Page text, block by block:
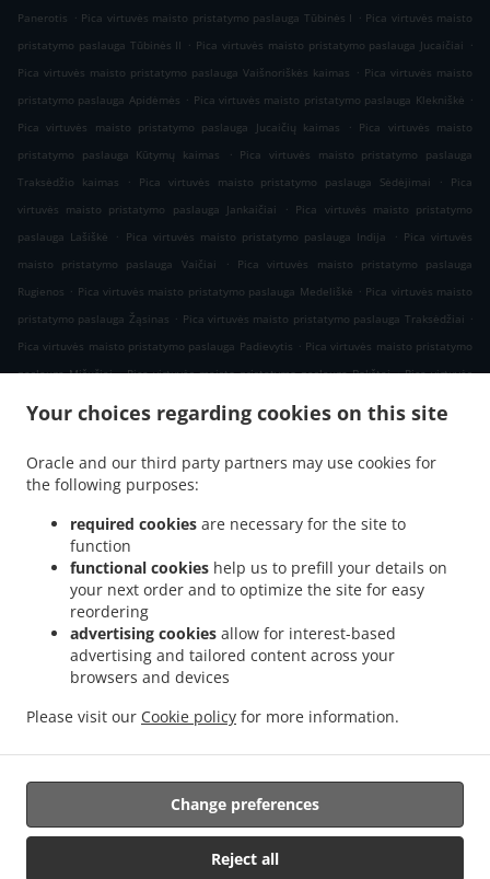
Your choices regarding cookies on this site
Oracle and our third party partners may use cookies for
the following purposes:
required cookies are necessary for the site to
function
functional cookies help us to prefill your details on
your next order and to optimize the site for easy
reordering
advertising cookies allow for interest-based
advertising and tailored content across your
browsers and devices
Please visit our Cookie policy for more information.
Reject all
Change preferences
Panerotis . Pica virtuvės maisto pristatymo paslauga Tūbinės I . Pica virtuvės maisto
pristatymo paslauga Tūbinės II . Pica virtuvės maisto pristatymo paslauga Jucaičiai .
Pica virtuvės maisto pristatymo paslauga Vaišnoriškės kaimas . Pica virtuvės maisto
pristatymo paslauga Apidėmės . Pica virtuvės maisto pristatymo paslauga Klekniškė .
Pica virtuvės maisto pristatymo paslauga Jucaičių kaimas
. Pica virtuvės maisto
pristatymo paslauga Kūtymų kaimas
. Pica virtuvės maisto pristatymo paslauga
Traksėdžio kaimas
. Pica virtuvės maisto pristatymo paslauga Sėdėjimai .
Pica
virtuvės maisto pristatymo paslauga Jankaičiai
. Pica virtuvės maisto pristatymo
paslauga Lašiškė
. Pica virtuvės maisto pristatymo paslauga Indija . Pica virtuvės
maisto pristatymo paslauga Vaičiai
.
Pica virtuvės maisto pristatymo paslauga
Rugienos . Pica virtuvės maisto pristatymo paslauga Medeliškė . Pica virtuvės maisto
pristatymo paslauga Žąsinas . Pica virtuvės maisto pristatymo paslauga Traksėdžiai .
Pica virtuvės maisto pristatymo paslauga Padievytis . Pica virtuvės maisto pristatymo
paslauga Mišučiai . Pica virtuvės maisto pristatymo paslauga Bokštai . Pica virtuvės
Pica virtuvės maisto pristatymo paslauga Karūžiškė I .
pristatymo paslauga Pykaičiai
Pica virtuvės maisto pristatymo paslauga Payžnys
Pica virtuvės maisto pristatymo paslauga Payžnio kaimas
Pajėrubynis . Pica virtuvės maisto pristatymo paslauga Jokūbaičiai, Šilalės sen.
virtuvės maisto pristatymo paslauga Džiaugėnai
. Pica virtuvės maisto pristatymo
paslauga Šarkai . Pica virtuvės maisto pristatymo paslauga Jakaičiai . Pica virtuvės
maisto pristatymo paslauga Driežai
. Pica virtuvės maisto pristatymo paslauga Girininkai .
pristatymo paslauga Kiaukai . Pica virtuvės maisto pristatymo paslauga Pailgotis
. Greitas maistas virtuvės maisto pristatymo paslauga .
pristatymas
Palaikoma:
FoodBooking | support@startfoodbooking.com |